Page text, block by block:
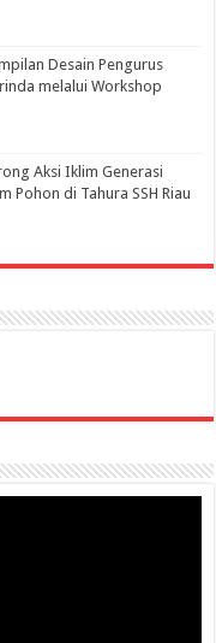
Desain Pengurus
melalui Workshop
Aksi Iklim Generasi
Pohon di Tahura SSH Riau